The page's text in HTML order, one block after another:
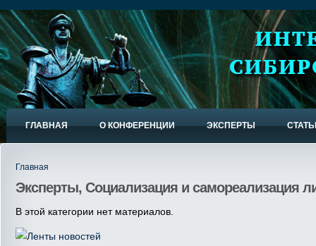
ГЛАВНАЯ О КОНФЕРЕНЦИИ ЭКСПЕРТЫ
Главная
Эксперты, Социализация и самореализация
В этой категории нет материалов.